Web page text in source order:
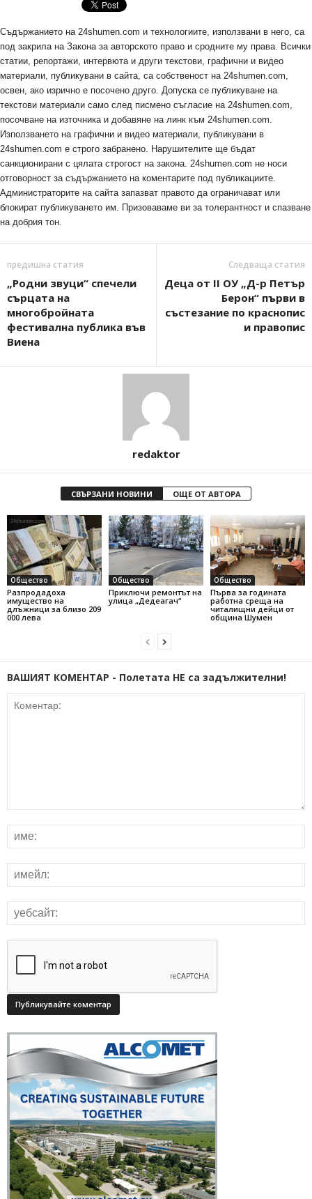
Съдържанието на 24shumen.com и технологиите, използвани в него, са
под закрила на Закона за авторското право и сродните му права. Всички
статии, репортажи, интервюта и други текстови, графични и видео
материали, публикувани в сайта, са собственост на 24shumen.com,
освен, ако изрично е посочено друго. Допуска се публикуване на
текстови материали само след писмено съгласие на 24shumen.com,
посочване на източника и добавяне на линк към 24shumen.com.
Използването на графични и видео материали, публикувани в
24shumen.com е строго забранено. Нарушителите ще бъдат
санкционирани с цялата строгост на закона. 24shumen.com не носи
отговорност за съдържанието на коментарите под публикациите.
Администраторите на сайта запазват правото да ограничават или
блокират публикуването им. Призоваваме ви за толерантност и спазване
на добрия тон.
предишна статия
„Родни звуци“ спечели
сърцата на
многобройната
фестивална публика във
Виена
Следваща статия
Деца от II ОУ „Д-р Петър
Берон“ първи в
състезание по краснопис
и правопис
redaktor
СВЪРЗАНИ НОВИНИ ОЩЕ ОТ АВТОРА
Общество
Разпродадоха
имущество на
длъжници за близо 209
000 лева
Общество
Приключи ремонтът на
улица „Дедеагач“
Общество
Първа за годината
работна среща на
читалищни дейци от
община Шумен
ВАШИЯТ КОМЕНТАР - Полетата НЕ са задължителни!